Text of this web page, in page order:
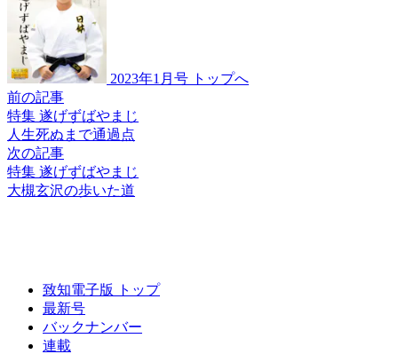
2023年1月号 トップへ
前の記事
特集 遂げずばやまじ
人生死ぬまで通過点
次の記事
特集 遂げずばやまじ
大槻玄沢の歩いた道
致知電子版 トップ
最新号
バックナンバー
連載